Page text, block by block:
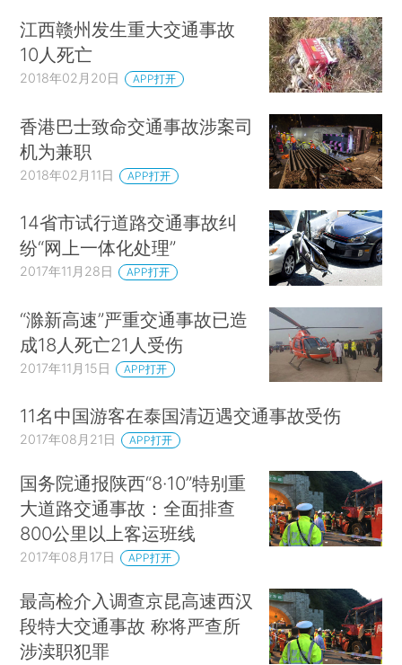
江西赣州发生重大交通事故
10人死亡
2018年02月20日 APP打开
香港巴士致命交通事故涉案司
机为兼职
2018年02月11日 APP打开
14省市试行道路交通事故纠
纷“网上一体化处理”
2017年11月28日 APP打开
“滁新高速”严重交通事故已造
成18人死亡21人受伤
2017年11月15日 APP打开
11名中国游客在泰国清迈遇交通事故受伤
2017年08月21日 APP打开
国务院通报陕西“8·10”特别重
大道路交通事故：全面排查
800公里以上客运班线
2017年08月17日 APP打开
最高检介入调查京昆高速西汉
段特大交通事故 称将严查所
涉渎职犯罪